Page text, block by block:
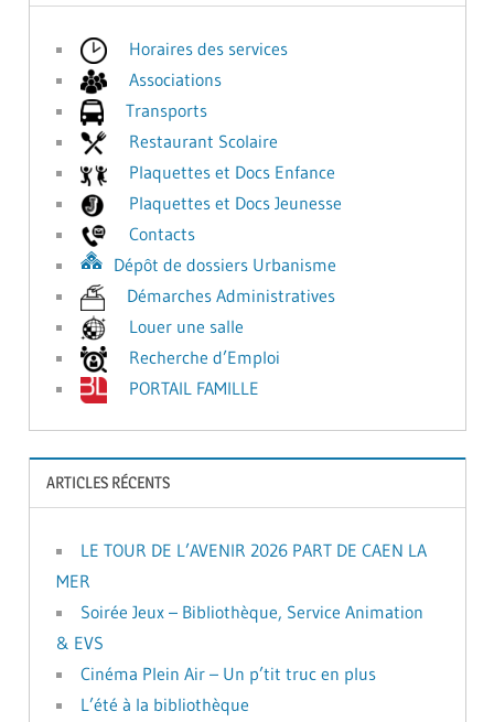
Horaires des services
Associations
Transports
Restaurant Scolaire
Plaquettes et Docs Enfance
Plaquettes et Docs Jeunesse
Contacts
Dépôt de dossiers Urbanisme
Démarches Administratives
Louer une salle
Recherche d’Emploi
PORTAIL FAMILLE
ARTICLES RÉCENTS
LE TOUR DE L’AVENIR 2026 PART DE CAEN LA
MER
Soirée Jeux – Bibliothèque, Service Animation
& EVS
Cinéma Plein Air – Un p’tit truc en plus
L’été à la bibliothèque